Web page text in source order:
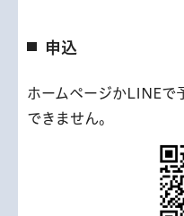
申込
ホームページかLINEで
できません。